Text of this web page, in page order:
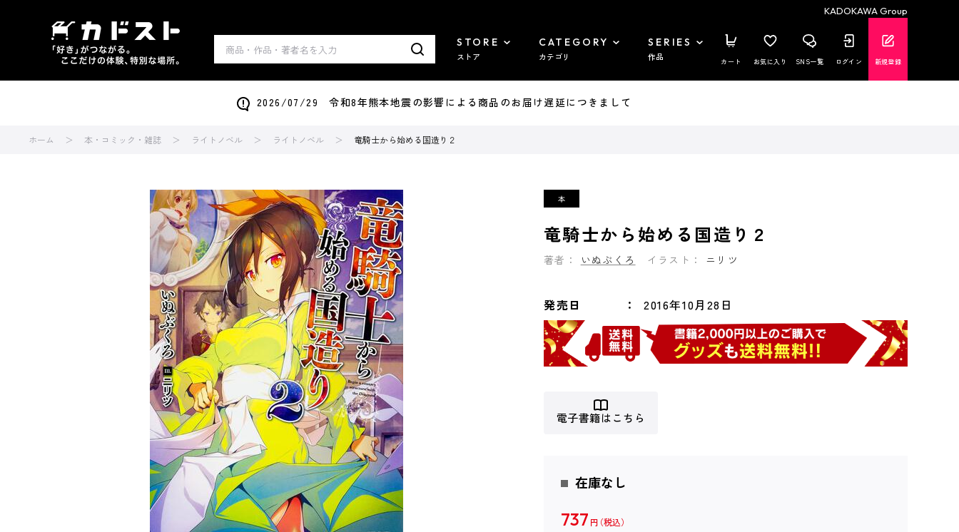
KADOKAWA Group
STORE
ストア
CATEGORY
カテゴリ
SERIES
作品 カート お気に入り SNS一覧 ログイン 新規登録
2026/07/29 令和8年熊本地震の影響による商品のお届け遅延につきまして
ホーム 本・コミック・雑誌 ライトノベル ライトノベル 竜騎士から始める国造り２
竜騎士から始める国造り２
著者： いぬぶくろ イラスト： ニリツ
発売日 2016年10月28日
電子書籍はこちら
在庫なし
737 円